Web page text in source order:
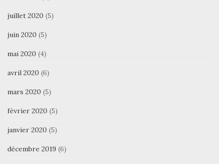
juillet 2020 (5)
juin 2020 (5)
mai 2020 (4)
avril 2020 (6)
mars 2020 (5)
février 2020 (5)
janvier 2020 (5)
décembre 2019 (6)